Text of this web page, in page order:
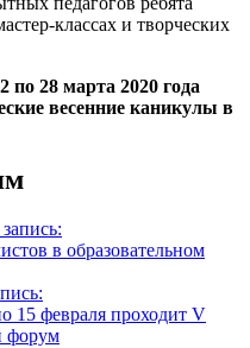
классах и творческих
по 28 марта 2020 года
весенние каникулы в
в образовательном
15 февраля проходит V
форум